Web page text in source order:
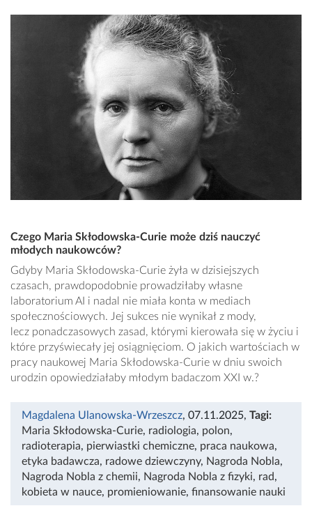
Czego Maria Skłodowska-Curie może dziś nauczyć
młodych naukowców?
Gdyby Maria Skłodowska-Curie żyła w dzisiejszych
czasach, prawdopodobnie prowadziłaby własne
laboratorium AI i nadal nie miała konta w mediach
społecznościowych. Jej sukces nie wynikał z mody,
lecz ponadczasowych zasad, którymi kierowała się w życiu i
które przyświecały jej osiągnięciom. O jakich wartościach w
pracy naukowej Maria Skłodowska-Curie w dniu swoich
urodzin opowiedziałaby młodym badaczom XXI w.?
Magdalena Ulanowska-Wrzeszcz, 07.11.2025, Tagi:
Maria Skłodowska-Curie, radiologia, polon,
radioterapia, pierwiastki chemiczne, praca naukowa,
etyka badawcza, radowe dziewczyny, Nagroda Nobla,
Nagroda Nobla z chemii, Nagroda Nobla z fizyki, rad,
kobieta w nauce, promieniowanie, finansowanie nauki